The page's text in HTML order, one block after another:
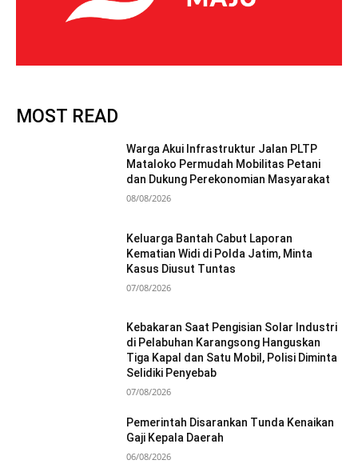
MOST READ
Warga Akui Infrastruktur Jalan PLTP
Mataloko Permudah Mobilitas Petani
dan Dukung Perekonomian Masyarakat
08/08/2026
Keluarga Bantah Cabut Laporan
Kematian Widi di Polda Jatim, Minta
Kasus Diusut Tuntas
07/08/2026
Kebakaran Saat Pengisian Solar Industri
di Pelabuhan Karangsong Hanguskan
Tiga Kapal dan Satu Mobil, Polisi Diminta
Selidiki Penyebab
07/08/2026
Pemerintah Disarankan Tunda Kenaikan
Gaji Kepala Daerah
06/08/2026